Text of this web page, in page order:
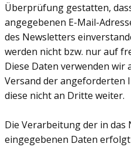
Überprüfung gestatten,
angegebenen E-Mail-
des Newsletters
werden nicht bzw. nur auf
Diese Daten verwenden wir
Versand der angeforderten
diese nicht an Dritte weiter.
Die Verarbeitung der in
eingegebenen Daten